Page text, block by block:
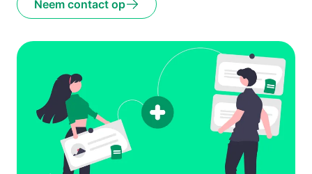
Neem contact op